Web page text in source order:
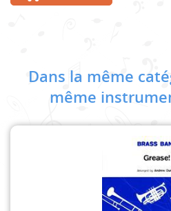
Dans la même
même